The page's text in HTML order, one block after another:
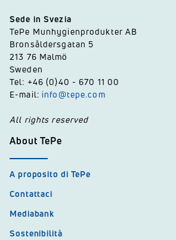
Sede in Svezia
TePe Munhygienprodukter AB
Bronsåldersgatan 5
213 76 Malmö
Sweden
Tel: +46 (0)40 - 670 11 00
E-mail: info@tepe.com
All rights reserved
About TePe
A proposito di TePe
Contattaci
Mediabank
Sostenibilità